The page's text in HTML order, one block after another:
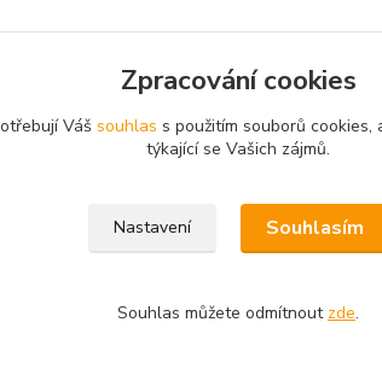
v kategoriích
třpytky, gumové
Zpracování cookies
Váš souhlas s použitím souborů
týkající se Vašich zájmů.
Nastavení Souhlasím
Souhlas můžete odmítnout zde.